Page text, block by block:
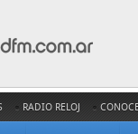
RADIO RELOJ